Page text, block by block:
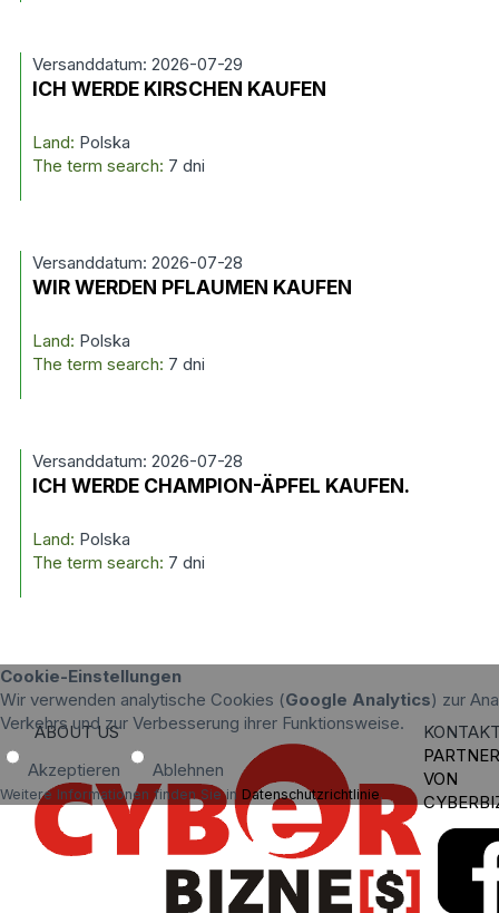
Versanddatum: 2026-07-29
ICH WERDE KIRSCHEN KAUFEN
Land: Polska
The term search: 7 dni
Versanddatum: 2026-07-28
WIR WERDEN PFLAUMEN KAUFEN
Land: Polska
The term search: 7 dni
Versanddatum: 2026-07-28
ICH WERDE CHAMPION-ÄPFEL KAUFEN.
Land: Polska
The term search: 7 dni
Cookie-Einstellungen
Wir verwenden analytische Cookies (Google Analytics) zur
Verkehrs und zur Verbesserung ihrer Funktionsweise.
Akzeptieren Ablehnen
Weitere Informationen finden Sie in Datenschutzrichtlinie.
ABOUT US
VON